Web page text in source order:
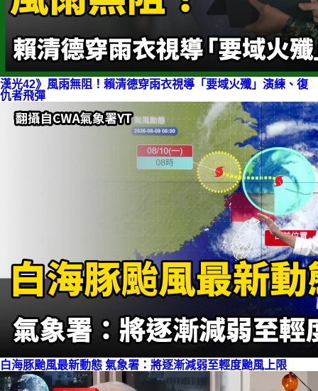
漢光42》風雨無阻！賴清德穿雨衣視導「要域火殲」演練、復
仇者飛彈
白海豚颱風最新動態 氣象署：將逐漸減弱至輕度颱風上限